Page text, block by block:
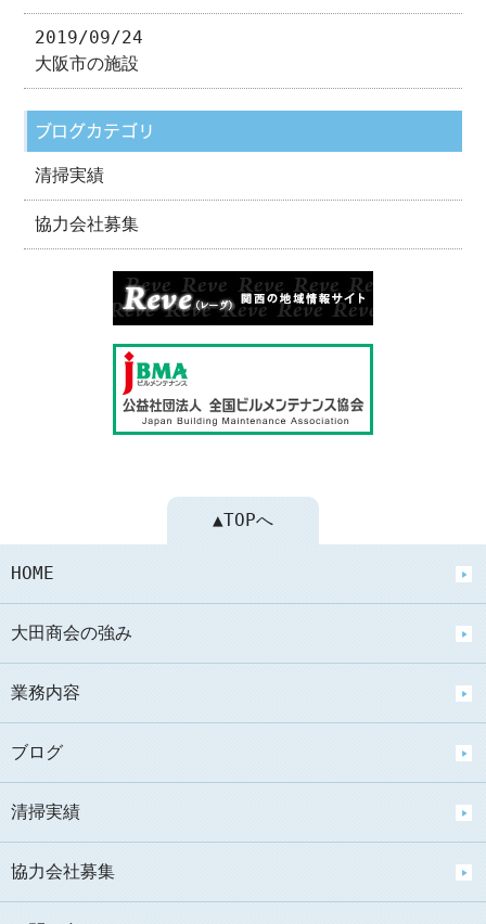
2019/09/24
大阪市の施設
ブログカテゴリ
清掃実績
協力会社募集
▲TOPへ
HOME
大田商会の強み
業務内容
ブログ
清掃実績
協力会社募集